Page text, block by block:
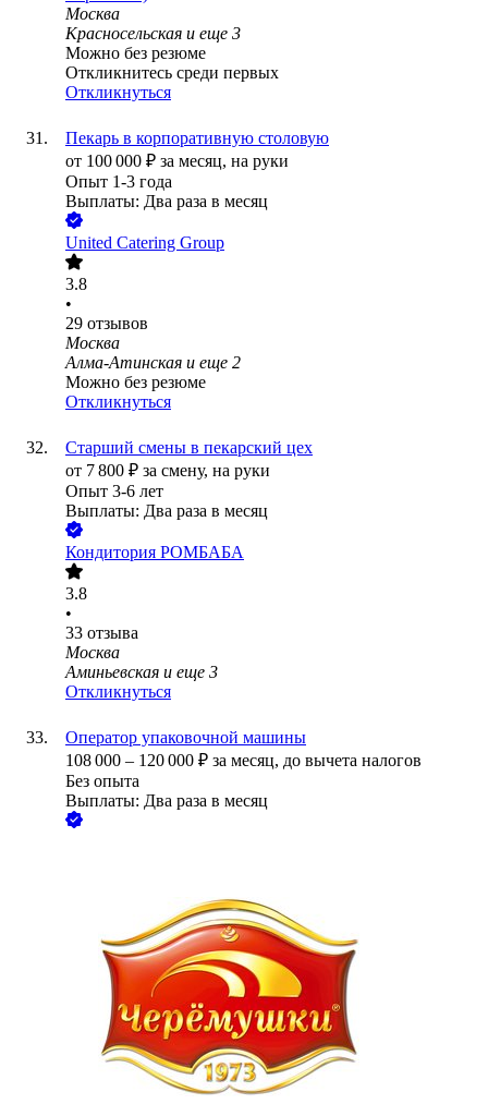
Москва
Красносельская и еще 3
Можно без резюме
Откликнитесь среди первых
Откликнуться
Пекарь в корпоративную столовую
от 100 000 ₽ за месяц, на руки
Опыт 1-3 года
Выплаты: Два раза в месяц
United Catering Group
3.8
•
29 отзывов
Москва
Алма-Атинская и еще 2
Можно без резюме
Откликнуться
Старший смены в пекарский цех
от 7 800 ₽ за смену, на руки
Опыт 3-6 лет
Выплаты: Два раза в месяц
Кондитория РОМБАБА
3.8
•
33 отзыва
Москва
Аминьевская и еще 3
Откликнуться
Оператор упаковочной машины
108 000 – 120 000 ₽ за месяц, до вычета налогов
Без опыта
Выплаты: Два раза в месяц